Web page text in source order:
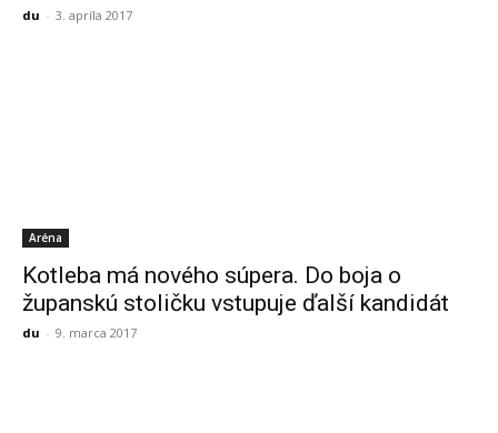
du - 3. apríla 2017
Aréna
Kotleba má nového súpera. Do boja o
županskú stoličku vstupuje ďalší kandidát
du - 9. marca 2017